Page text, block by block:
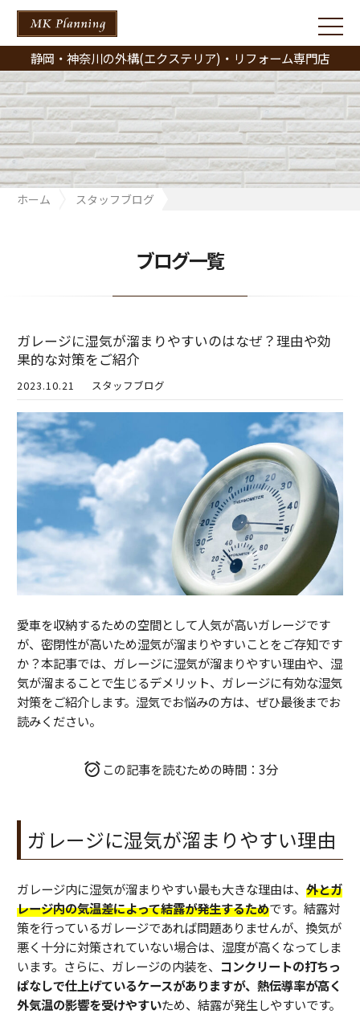
静岡・神奈川の外構(エクステリア)・リフォーム専門店
ホーム
スタッフブログ
ブログ一覧
ガレージに湿気が溜まりやすいのはなぜ？理由や効
果的な対策をご紹介
2023.10.21 スタッフブログ
愛車を収納するための空間として人気が高いガレージです
が、密閉性が高いため湿気が溜まりやすいことをご存知です
か？本記事では、ガレージに湿気が溜まりやすい理由や、湿
気が溜まることで生じるデメリット、ガレージに有効な湿気
対策をご紹介します。湿気でお悩みの方は、ぜひ最後までお
読みください。
この記事を読むための時間：3分
ガレージに湿気が溜まりやすい理由
ガレージ内に湿気が溜まりやすい最も大きな理由は、 外とガ
レージ内の気温差によって結露が発生するためです。結露対
策を行っているガレージであれば問題ありませんが、換気が
悪く十分に対策されていない場合は、湿度が高くなってしま
います。さらに、ガレージの内装を、 コンクリートの打ちっ
ぱなしで仕上げているケースがありますが、熱伝導率が高く
外気温の影響を受けやすいため、結露が発生しやすいです。